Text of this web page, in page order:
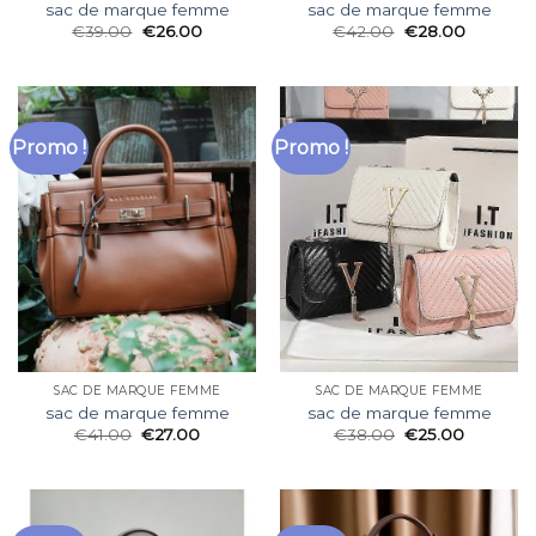
sac de marque femme
€39.00 €26.00
sac de marque femme
€42.00 €28.00
Promo !
SAC DE MARQUE FEMME
sac de marque femme
€41.00 €27.00
Promo !
SAC DE MARQUE FEMME
sac de marque femme
€38.00 €25.00